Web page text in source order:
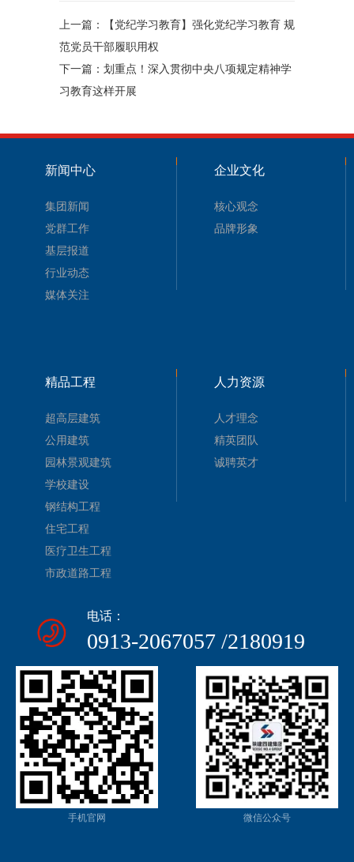
上一篇：
【党纪学习教育】强化党纪学习教育 规
范党员干部履职用权
下一篇： 划重点！深入贯彻中央八项规定精神学
习教育这样开展
新闻中心
集团新闻
党群工作
基层报道
行业动态
媒体关注
企业文化
核心观念
品牌形象
精品工程
超高层建筑
公用建筑
园林景观建筑
学校建设
钢结构工程
住宅工程
医疗卫生工程
市政道路工程
人力资源
人才理念
精英团队
诚聘英才
电话：
0913-2067057 /2180919
手机官网 微信公众号